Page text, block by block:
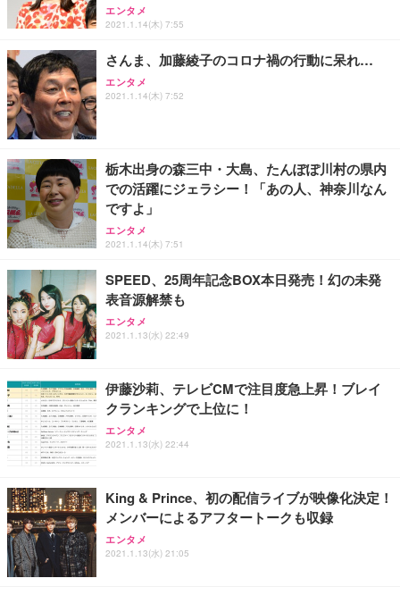
エンタメ
2021.1.14(木) 7:55
さんま、加藤綾子のコロナ禍の行動に呆れ…
エンタメ
2021.1.14(木) 7:52
栃木出身の森三中・大島、たんぽぽ川村の県内
での活躍にジェラシー！「あの人、神奈川なん
ですよ」
エンタメ
2021.1.14(木) 7:51
SPEED、25周年記念BOX本日発売！幻の未発
表音源解禁も
エンタメ
2021.1.13(水) 22:49
伊藤沙莉、テレビCMで注目度急上昇！ブレイ
クランキングで上位に！
エンタメ
2021.1.13(水) 22:44
King & Prince、初の配信ライブが映像化決定！
メンバーによるアフタートークも収録
エンタメ
2021.1.13(水) 21:05